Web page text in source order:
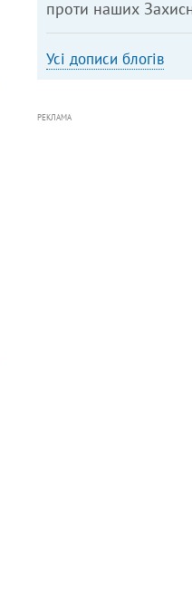
проти наших
Усі дописи блогів
РЕКЛАМА